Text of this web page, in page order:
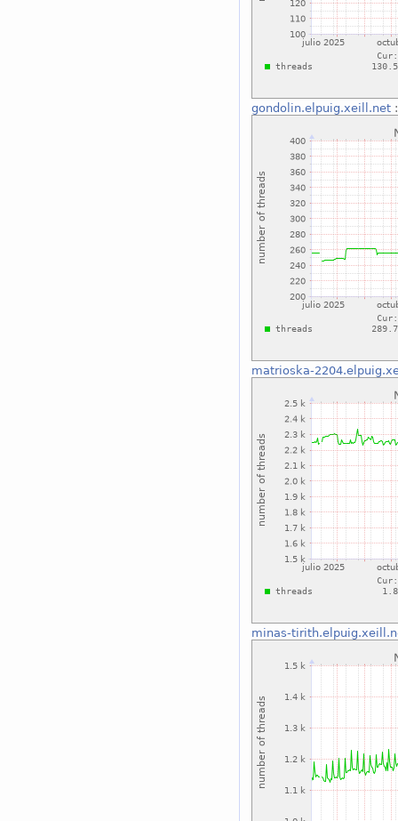
gondolin.elpuig.xeill.net
matrioska-
minas-